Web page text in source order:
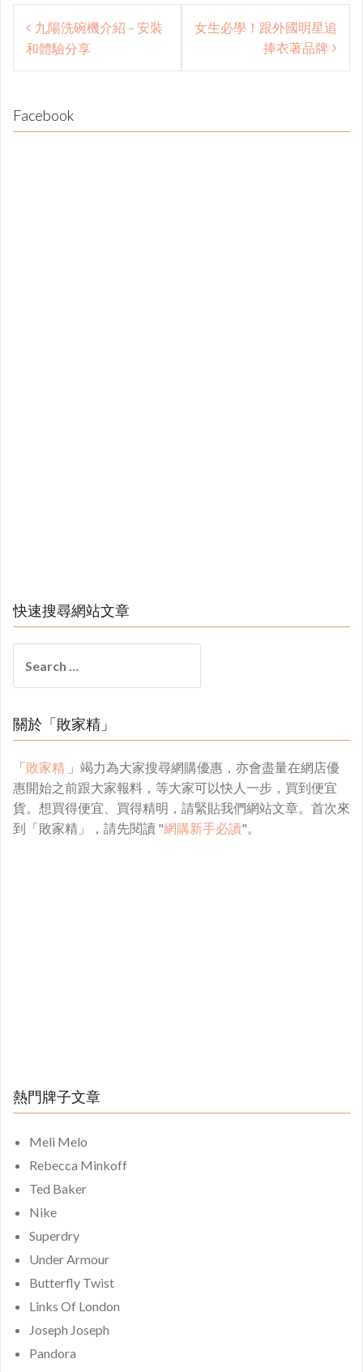
Post
navigation
九陽洗碗機介紹 – 安裝
和體驗分享
女生必學！跟外國明星追
捧衣著品牌
Facebook
快速搜尋網站文章
for:
關於「敗家精」
「敗家精 」竭力為大家搜尋網購優惠，亦會盡量在網店優
惠開始之前跟大家報料，等大家可以快人一步，買到便宜
貨。想買得便宜、買得精明，請緊貼我們網站文章。首次來
到「敗家精」，請先閱讀 "網購新手必讀"。
熱門牌子文章
Meli Melo
Rebecca Minkoff
Ted Baker
Nike
Superdry
Under Armour
Butterfly Twist
Links Of London
Joseph Joseph
Pandora